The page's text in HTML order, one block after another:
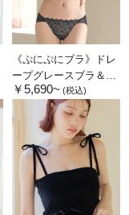
《ぷにぷにブラ》ドレ
ープグレースブラ＆シ
ョーツ
￥5,690~ (税込)